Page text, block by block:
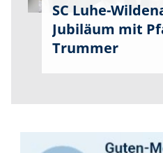
SC Luhe-
Jubiläum mit
Trummer